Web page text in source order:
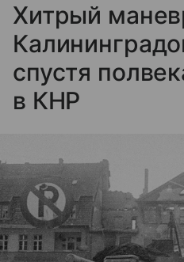
Хитрый
спустя
в КНР